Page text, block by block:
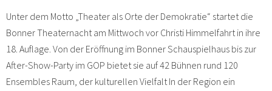
Unter dem Motto „Theater als Orte der Demokratie“ startet die
Bonner Theaternacht am Mittwoch vor Christi Himmelfahrt in ihre
18. Auflage. Von der Eröffnung im Bonner Schauspielhaus bis zur
After-Show-Party im GOP bietet sie auf 42 Bühnen rund 120
Ensembles Raum, der kulturellen Vielfalt In der Region ein